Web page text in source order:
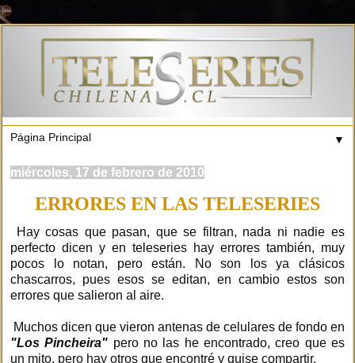
▼
miércoles, 17 de febrero de 2010
ERRORES EN LAS TELESERIES
Hay cosas que pasan, que se filtran, nada ni nadie es
perfecto dicen y en teleseries hay errores también, muy
pocos lo notan, pero están. No son los ya clásicos
chascarros, pues esos se editan, en cambio estos son
errores que salieron al aire.
Muchos dicen que vieron antenas de celulares de fondo en
"Los Pincheira" pero no las he encontrado, creo que es
un mito, pero hay otros que encontré y quise compartir.